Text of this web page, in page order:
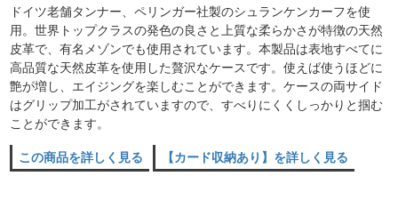
ドイツ老舗タンナー、ペリンガー社製のシュランケンカーフを使
用。世界トップクラスの発色の良さと上質な柔らかさが特徴の天然
皮革で、有名メゾンでも使用されています。本製品は表地すべてに
高品質な天然皮革を使用した贅沢なケースです。使えば使うほどに
艶が増し、エイジングを楽しむことができます。ケースの両サイド
はグリップ加工がされていますので、すべりにくくしっかりと掴む
ことができます。
この商品を詳しく見る
【カード収納あり】を詳しく見る